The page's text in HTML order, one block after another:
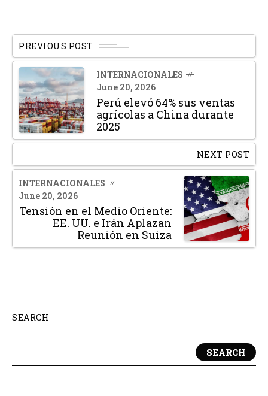
PREVIOUS POST
INTERNACIONALES
June 20, 2026
Perú elevó 64% sus ventas
agrícolas a China durante
2025
NEXT POST
INTERNACIONALES
June 20, 2026
Tensión en el Medio Oriente:
EE. UU. e Irán Aplazan
Reunión en Suiza
SEARCH
SEARCH